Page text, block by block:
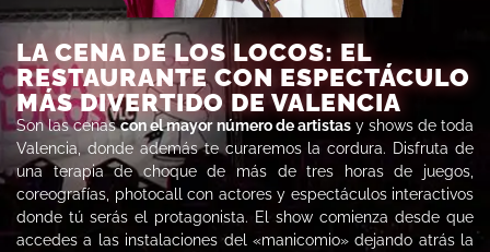
LA CENA DE LOS LOCOS: EL
RESTAURANTE CON ESPECTÁCULO
MÁS DIVERTIDO DE VALENCIA
Son las cenascon el mayor número de artistasy shows de toda
Valencia, donde además te curaremos la cordura. Disfruta de
una terapia de choque de más de tres horas de juegos,
coreografías, photocall con actores y espectáculos interactivos
donde tú serás el protagonista. El show comienza desde que
accedes a las instalaciones del «manicomio» dejando atrás la